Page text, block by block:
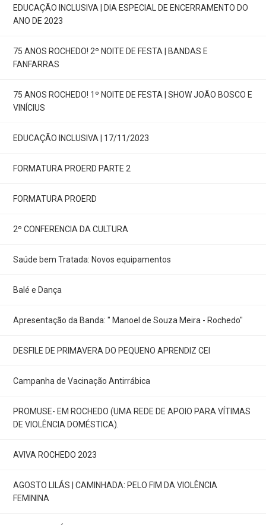
EDUCAÇÃO INCLUSIVA | DIA ESPECIAL DE ENCERRAMENTO DO
ANO DE 2023
75 ANOS ROCHEDO! 2º NOITE DE FESTA | BANDAS E
FANFARRAS
75 ANOS ROCHEDO! 1º NOITE DE FESTA | SHOW JOÃO BOSCO E
VINÍCIUS
EDUCAÇÃO INCLUSIVA | 17/11/2023
FORMATURA PROERD PARTE 2
FORMATURA PROERD
2º CONFERENCIA DA CULTURA
Saúde bem Tratada: Novos equipamentos
Balé e Dança
Apresentação da Banda: " Manoel de Souza Meira - Rochedo"
DESFILE DE PRIMAVERA DO PEQUENO APRENDIZ CEI
Campanha de Vacinação Antirrábica
PROMUSE- EM ROCHEDO (UMA REDE DE APOIO PARA VÍTIMAS
DE VIOLÊNCIA DOMÉSTICA).
AVIVA ROCHEDO 2023
AGOSTO LILÁS | CAMINHADA: PELO FIM DA VIOLÊNCIA
FEMININA